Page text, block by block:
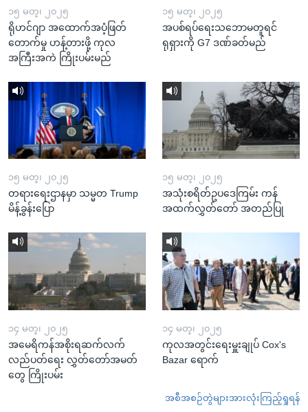
၁၅ မတ္၊ ၂၀၂၅
ရိုဟင်ဂျာ အထောက်အပံ့ဖြတ်
တောက်မှု ဟန့်တားဖို့ ကုလ
အကြီးအကဲ ကြိုးပမ်းမည်
၁၅ မတ္၊ ၂၀၂၅
အပစ်ရပ်ရေးသဘောမတူရင်
ရုရှားကို G7 ဒဏ်ခတ်မည်
၁၅ မတ္၊ ၂၀၂၅
တရားရေးဌာနမှာ သမ္မတ Trump
မိန့်ခွန်းပြော
၁၅ မတ္၊ ၂၀၂၅
အသုံးစရိတ်ဥပဒေကြမ်း ကန်
အထက်လွှတ်တော် အတည်ပြု
၁၄ မတ္၊ ၂၀၂၅
အမေရိကန်အစိုးရဆက်လက်
လည်ပတ်ရေး လွှတ်တော်အမတ်
တွေ ကြိုးပမ်း
၁၄ မတ္၊ ၂၀၂၅
ကုလအတွင်းရေးမှူးချုပ် Cox's
Bazar ရောက်
အစီအစဉ်တွဲများအားလုံးကြည့်ရှုရန်